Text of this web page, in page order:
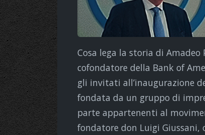
Cosa lega la storia di
cofondatore della Bank of
gli invitati all’inaugurazione
fondata da un gruppo di
parte appartenenti al
fondatore don Luigi